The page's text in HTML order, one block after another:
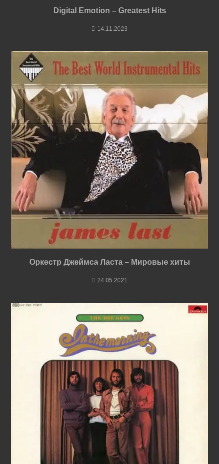
Digital Emotion – Greatest Hits
14.11.2023
Оркестр Джеймса Ласта – Мировые хиты
24.05.2021